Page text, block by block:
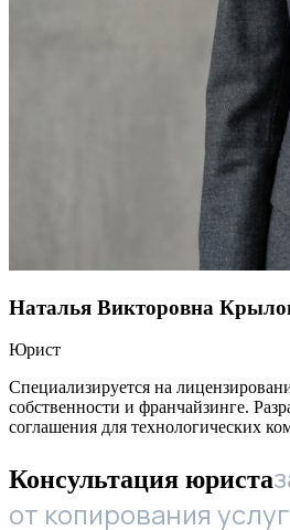
Наталья Викторовна
Юрист
Специализируется на
собственности и франчайзинге.
соглашения для технологических
Консультация юриста
от копирования услуг